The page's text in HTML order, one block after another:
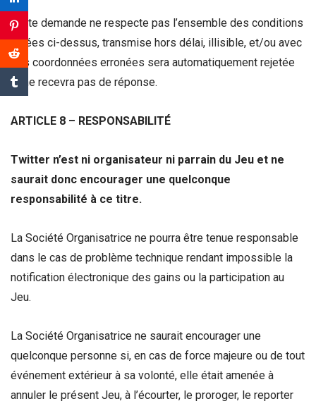
Toute demande ne respecte pas l’ensemble des conditions
visées ci-dessus, transmise hors délai, illisible, et/ou avec
des coordonnées erronées sera automatiquement rejetée
et ne recevra pas de réponse.
ARTICLE 8 – RESPONSABILITÉ
Twitter n’est ni organisateur ni parrain du Jeu et ne
saurait donc encourager une quelconque
responsabilité à ce titre.
La Société Organisatrice ne pourra être tenue responsable
dans le cas de problème technique rendant impossible la
notification électronique des gains ou la participation au
Jeu.
La Société Organisatrice ne saurait encourager une
quelconque personne si, en cas de force majeure ou de tout
événement extérieur à sa volonté, elle était amenée à
annuler le présent Jeu, à l’écourter, le proroger, le reporter